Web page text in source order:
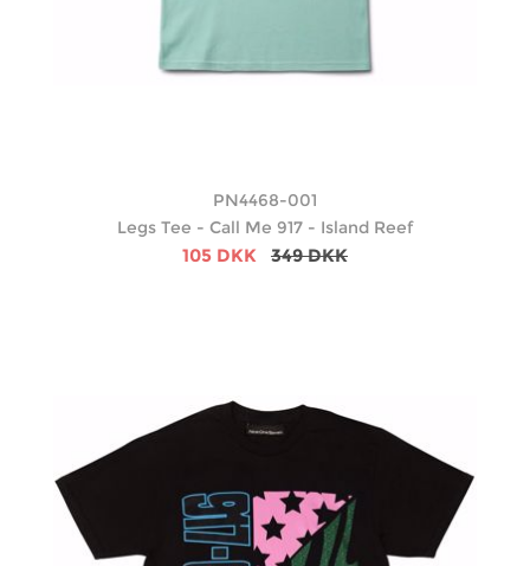
PN4468-001
Legs Tee - Call Me 917 - Island Reef
105 DKK 349 DKK